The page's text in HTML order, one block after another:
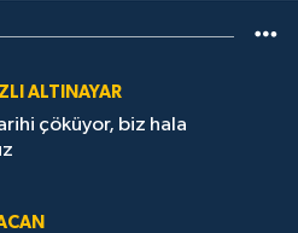
ALTINAYAR
çöküyor, biz hala